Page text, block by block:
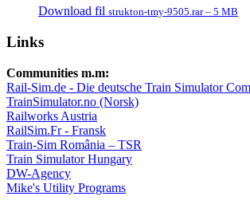
Download fil strukton-tmy-9505.rar – 5 MB
Links
Communities m.m:
Rail-Sim.de - Die deutsche Train Simulator
TrainSimulator.no (Norsk)
Railworks Austria
RailSim.Fr - Fransk
Train-Sim România – TSR
Train Simulator Hungary
DW-Agency
Mike's Utility Programs